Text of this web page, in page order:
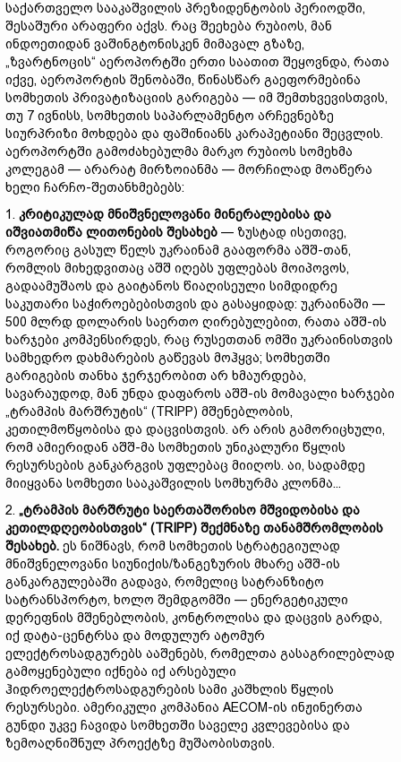
საქართველო სააკაშვილის პრეზიდენტობის პერიოდში,
შესაშური არაფერი აქვს. რაც შეეხება რუბიოს, მან
ინდოეთიდან ვაშინგტონისკენ მიმავალ გზაზე,
„ზვარტნოცის“ აეროპორტში ერთი საათით შეყოვნდა, რათა
იქვე, აეროპორტის შენობაში, წინასწარ გაეფორმებინა
სომხეთის პრივატიზაციის გარიგება — იმ შემთხვევისთვის,
თუ 7 ივნისს, სომხეთის საპარლამენტო არჩევნებზე
სიურპრიზი მოხდება და ფაშინიანს კარაპეტიანი შეცვლის.
აეროპორტში გამოძახებულმა მარკო რუბიოს სომეხმა
კოლეგამ — არარატ მირზოიანმა — მორჩილად მოაწერა
ხელი ჩარჩო-შეთანხმებებს:
1. კრიტიკულად მნიშვნელოვანი მინერალებისა და
იშვიათმიწა ლითონების შესახებ — ზუსტად ისეთივე,
როგორიც გასულ წელს უკრაინამ გააფორმა აშშ-თან,
რომლის მიხედვითაც აშშ იღებს უფლებას მოიპოვოს,
გადაამუშაოს და გაიტანოს წიაღისეული სიმდიდრე
საკუთარი საჭიროებებისთვის და გასაყიდად: უკრაინაში —
500 მლრდ დოლარის საერთო ღირებულებით, რათა აშშ-ის
ხარჯები კომპენსირდეს, რაც რუსეთთან ომში უკრაინისთვის
სამხედრო დახმარების გაწევას მოჰყვა; სომხეთში
გარიგების თანხა ჯერჯერობით არ ხმაურდება,
სავარაუდოდ, მან უნდა დაფაროს აშშ-ის მომავალი ხარჯები
„ტრამპის მარშრუტის“ (TRIPP) მშენებლობის,
კეთილმოწყობისა და დაცვისთვის. არ არის გამორიცხული,
რომ ამიერიდან აშშ-მა სომხეთის უნიკალური წყლის
რესურსების განკარგვის უფლებაც მიიღოს. აი, სადამდე
მიიყვანა სომხეთი სააკაშვილის სომხურმა კლონმა...
2. „ტრამპის მარშრუტი საერთაშორისო მშვიდობისა და
კეთილდღეობისთვის“ (TRIPP) შექმნაზე თანამშრომლობის
შესახებ. ეს ნიშნავს, რომ სომხეთის სტრატეგიულად
მნიშვნელოვანი სიუნიქის/ზანგეზურის მხარე აშშ-ის
განკარგულებაში გადავა, რომელიც სატრანზიტო
სატრანსპორტო, ხოლო შემდგომში — ენერგეტიკული
დერეფნის მშენებლობის, კონტროლისა და დაცვის გარდა,
იქ დატა-ცენტრსა და მოდულურ ატომურ
ელექტროსადგურებს ააშენებს, რომელთა გასაგრილებლად
გამოყენებული იქნება იქ არსებული
ჰიდროელექტროსადგურების სამი კაშხლის წყლის
რესურსები. ამერიკული კომპანია AECOM-ის ინჟინერთა
გუნდი უკვე ჩავიდა სომხეთში საველე კვლევებისა და
ზემოაღნიშნულ პროექტზე მუშაობისთვის.